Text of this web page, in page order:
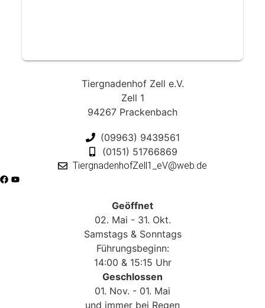
Tiergnadenhof Zell e.V.
Zell 1
94267 Prackenbach
(09963) 9439561
(0151) 51766869
TiergnadenhofZell1_eV@web.de
Geöffnet
02. Mai - 31. Okt.
Samstags & Sonntags
Führungsbeginn:
14:00 & 15:15 Uhr
Geschlossen
01. Nov. - 01. Mai
und immer bei Regen